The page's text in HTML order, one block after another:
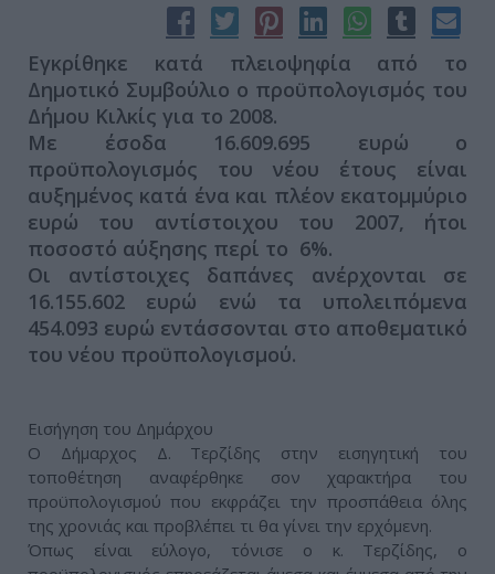
Εγκρίθηκε κατά πλειοψηφία από το
Δημοτικό Συμβούλιο ο προϋπολογισμός του
Δήμου Κιλκίς για το 2008.
Με έσοδα 16.609.695 ευρώ ο
προϋπολογισμός του νέου έτους είναι
αυξημένος κατά ένα και πλέον εκατομμύριο
ευρώ του αντίστοιχου του 2007, ήτοι
ποσοστό αύξησης περί το 6%.
Οι αντίστοιχες δαπάνες ανέρχονται σε
16.155.602 ευρώ ενώ τα υπολειπόμενα
454.093 ευρώ εντάσσονται στο αποθεματικό
του νέου προϋπολογισμού.
Εισήγηση του Δημάρχου
Ο Δήμαρχος Δ. Τερζίδης στην εισηγητική του
τοποθέτηση αναφέρθηκε σον χαρακτήρα του
προϋπολογισμού που εκφράζει την προσπάθεια όλης
της χρονιάς και προβλέπει τι θα γίνει την ερχόμενη.
Όπως είναι εύλογο, τόνισε ο κ. Τερζίδης, ο